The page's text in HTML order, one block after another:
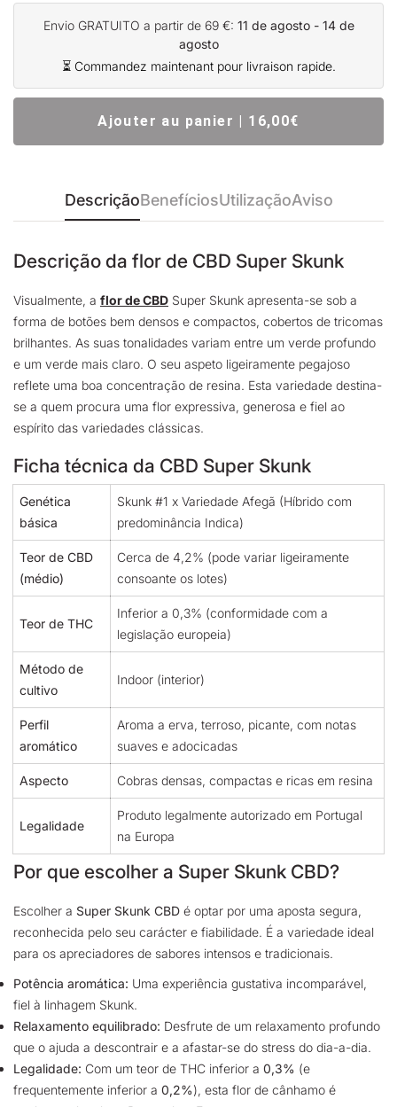
Envio GRATUITO a partir de 69 €: 11 de agosto - 14 de
agosto
⏳ Commandez maintenant pour livraison rapide.
Ajouter au panier | 16,00€
DescriçãoBenefíciosUtilizaçãoAviso
Descrição da flor de CBD Super Skunk
Visualmente, a flor de CBD Super Skunk apresenta-se sob a
forma de botões bem densos e compactos, cobertos de tricomas
brilhantes. As suas tonalidades variam entre um verde profundo
e um verde mais claro. O seu aspeto ligeiramente pegajoso
reflete uma boa concentração de resina. Esta variedade destina-
se a quem procura uma flor expressiva, generosa e fiel ao
espírito das variedades clássicas.
Ficha técnica da CBD Super Skunk
Genética
básica
Skunk #1 x Variedade Afegã (Híbrido com
predominância Indica)
Teor de CBD
(médio)
Cerca de 4,2% (pode variar ligeiramente
consoante os lotes)
Teor de THC
Inferior a 0,3% (conformidade com a
legislação europeia)
Método de
cultivo
Indoor (interior)
Perfil
aromático
Aroma a erva, terroso, picante, com notas
suaves e adocicadas
Aspecto Cobras densas, compactas e ricas em resina
Legalidade
Produto legalmente autorizado em Portugal
na Europa
Por que escolher a Super Skunk CBD?
Escolher a Super Skunk CBD é optar por uma aposta segura,
reconhecida pelo seu carácter e fiabilidade. É a variedade ideal
para os apreciadores de sabores intensos e tradicionais.
Potência aromática: Uma experiência gustativa incomparável,
fiel à linhagem Skunk.
Relaxamento equilibrado: Desfrute de um relaxamento profundo
que o ajuda a descontrair e a afastar-se do stress do dia-a-dia.
Legalidade: Com um teor de THC inferior a 0,3% (e
frequentemente inferior a 0,2%), esta flor de cânhamo é